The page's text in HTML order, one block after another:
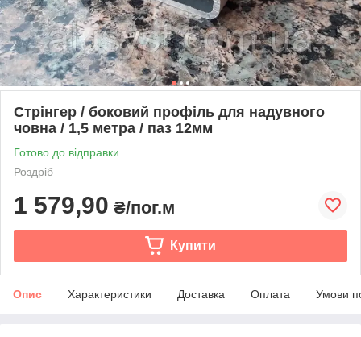
Стрінгер / боковий профіль для надувного
човна / 1,5 метра / паз 12мм
Готово до відправки
Роздріб
1 579,90 ₴/пог.м
Купити
Опис Характеристики Доставка Оплата Умови